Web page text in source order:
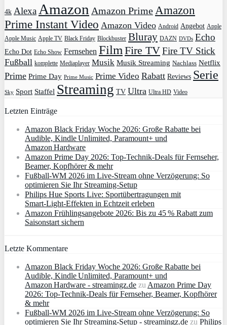
4k Alexa Amazon Amazon Prime Amazon
Prime Instant Video Amazon Video Android Angebot Apple
Apple Music Apple TV Black Friday Blockbuster Bluray DAZN DVDs Echo
Echo Dot Echo Show Fernsehen Film Fire TVFire TV Stick
Fußball komplette Mediaplayer Musik Musik Streaming Nachlass Netflix
Prime Prime Day Prime Music Prime Video Rabatt Reviews Serie
Sky Sport Staffel Streaming TV Ultra Ultra HD Video
Letzten Einträge
Amazon Black Friday Woche 2026: Große Rabatte bei
Audible, Kindle Unlimited, Paramount+ und
Amazon Hardware
Amazon Prime Day 2026: Top-Technik-Deals für Fernseher,
Beamer, Kopfhörer & mehr
Fußball-WM 2026 im Live-Stream ohne Verzögerung: So
optimieren Sie Ihr Streaming-Setup
Philips Hue Sports Live: Sportübertragungen mit
Smart‑Light‑Effekten in Echtzeit erleben
Amazon Frühlingsangebote 2026: Bis zu 45 % Rabatt zum
Saisonstart sichern
Letzte Kommentare
Amazon Black Friday Woche 2026: Große Rabatte bei
Audible, Kindle Unlimited, Paramount+ und
Amazon Hardware - streamingz.de zu Amazon Prime Day
2026: Top-Technik-Deals für Fernseher, Beamer, Kopfhörer
& mehr
Fußball-WM 2026 im Live-Stream ohne Verzögerung: So
optimieren Sie Ihr Streaming-Setup - streamingz.de zu Philips